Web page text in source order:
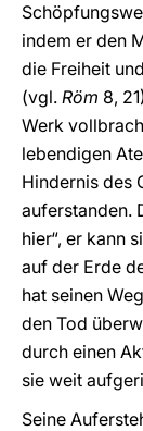
indem er den
die Freiheit
(vgl. Röm 8,
Werk
lebendigen
Hindernis des
auferstanden.
hier“, er kann
auf der Erde
hat seinen
den Tod
durch einen
sie weit
Seine